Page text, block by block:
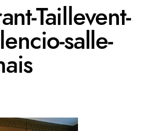
Taillevent-
salle-